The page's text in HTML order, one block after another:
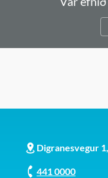
Digranesvegur
441 0000